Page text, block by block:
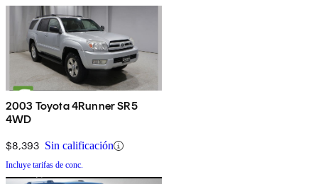
2003 Toyota 4Runner SR5
4WD
$8,393 Sin calificación
Incluye tarifas de conc.